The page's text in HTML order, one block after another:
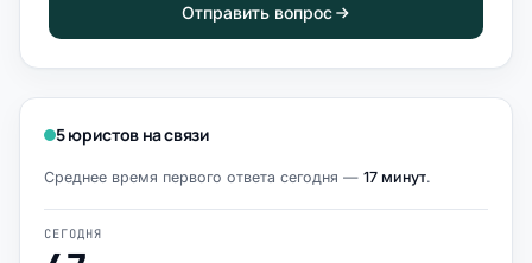
Отправить вопрос
5 юристов на связи
Среднее время первого ответа сегодня — 17 минут.
СЕГОДНЯ